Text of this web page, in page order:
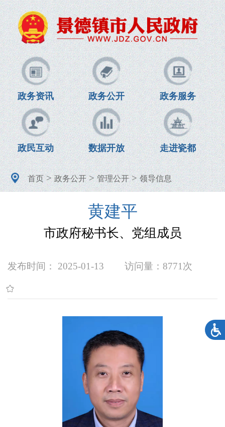
政务资讯 政务公开 政务服务
政民互动 数据开放 走进瓷都
首页>政务公开>管理公开>领导信息
黄建平
市政府秘书长、党组成员
发布时间： 2025-01-13 访问量： 8771次